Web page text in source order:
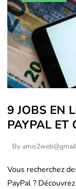
9 JOBS EN
PAYPAL ET
By
Vous recherchez
PayPal ?